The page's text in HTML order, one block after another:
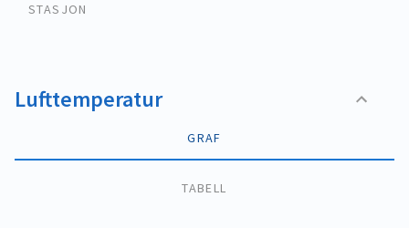
STASJON
Lufttemperatur
GRAF
TABELL